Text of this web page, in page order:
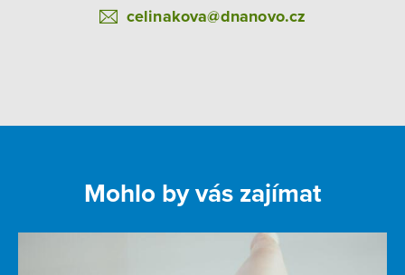
celinakova@dnanovo.cz
Mohlo by vás zajímat